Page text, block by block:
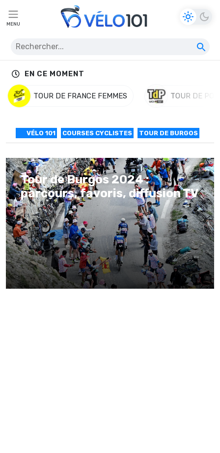
MENU
EN CE MOMENT
TOUR DE FRANCE FEMMES TOUR DE
VÉLO 101 COURSES CYCLISTES TOUR DE BURGOS
Tour de Burgos 2024 :
parcours, favoris, diffusion TV